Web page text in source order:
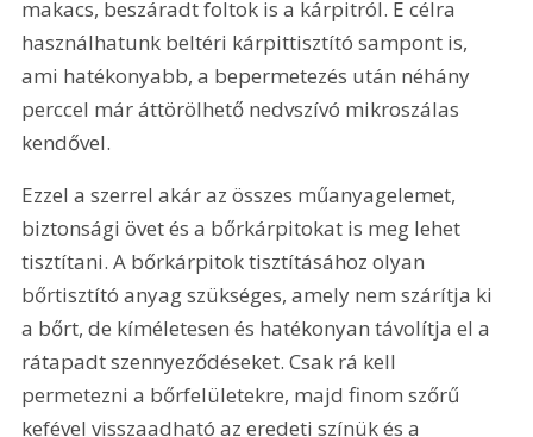
makacs, beszáradt foltok is a kárpitról. E célra
használhatunk beltéri kárpittisztító sampont is,
ami hatékonyabb, a bepermetezés után néhány
perccel már áttörölhető nedvszívó mikroszálas
kendővel.
Ezzel a szerrel akár az összes műanyagelemet,
biztonsági övet és a bőrkárpitokat is meg lehet
tisztítani. A bőrkárpitok tisztításához olyan
bőrtisztító anyag szükséges, amely nem szárítja ki
a bőrt, de kíméletesen és hatékonyan távolítja el a
rátapadt szennyeződéseket. Csak rá kell
permetezni a bőrfelületekre, majd finom szőrű
kefével visszaadható az eredeti színük és a